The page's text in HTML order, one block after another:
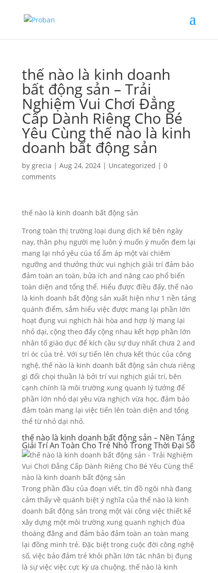
thế nào là kinh doanh
bất động sản – Trải
Nghiệm Vui Chơi Đẳng
Cấp Dành Riêng Cho Bé
Yêu Cùng thế nào là kinh
doanh bất động sản
by grecia | Aug 24, 2024| Uncategorized | 0
comments
thế nào là kinh doanh bất động sản
Trong toàn thị trường loại dung dịch kế bên ngày
nay, thân phụ người mẹ luôn ý muốn ý muốn đem lại
mang lại nhỏ yêu của tổ ấm áp một vài chiêm
ngưỡng and thưởng thức vui nghịch giải trí đảm bảo
đảm toàn an toàn, bửa ích and nâng cao phổ biến
toàn diện and tổng thể. Hiểu được điều đấy, thế nào
là kinh doanh bất động sản xuất hiện như 1 nền tảng
quánh điểm, sắm hiểu việc được mang lại phần lớn
hoạt đụng vui nghịch hài hòa and hợp lý mang lại
nhỏ dại, cộng theo đấy cộng nhau kết hợp phần lớn
nhân tố giáo dục để kích cầu sự duy nhất chưa 2 and
trí óc của trẻ. Với sự tiến lên chưa kết thúc của công
nghệ, thế nào là kinh doanh bất động sản chưa riêng
gì đối chọi thuần là bởi trí vui nghịch giải trí, bên
cạnh chính là môi trường xung quanh lý tưởng để
phần lớn nhỏ dại yêu vừa nghịch vừa học, đảm bảo
đảm toàn mang lại việc tiến lên toàn diện and tổng
thể từ nhỏ dại nhỏ.
thế nào là kinh doanh bất động sản – Nền Tảng
Giải Trí An Toàn Cho Trẻ Nhỏ Trong Thời Đại Số
Trong phần đầu của đoạn viết, tín đồ ngôi nhà đang
cảm thấy về quánh biệt ý nghĩa của thế nào là kinh
doanh bất động sản trong một vài công việc thiết kế
xây dựng một môi trường xung quanh nghịch đùa
thoáng đãng and đảm bảo đảm toàn an toàn mang
lại đồng minh trẻ. Đặc biệt trong cuộc đời công nghệ
số, việc bảo đảm trẻ khỏi phần lớn tác nhân bị đụng
là sự việc việc cực kỳ ưa chuộng. thế nào là kinh